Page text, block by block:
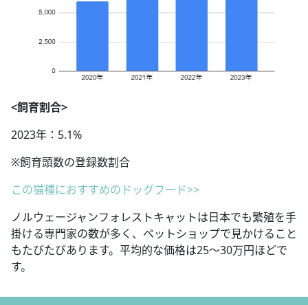
<飼育割合>
2023年：5.1%
※飼育頭数の登録数割合
この猫種におすすめのドッグフード>>
ノルウェージャンフォレストキャットは日本でも繁殖を手
掛ける専門家の数が多く、ペットショップで見かけること
もたびたびあります。平均的な価格は25～30万円ほどで
す。